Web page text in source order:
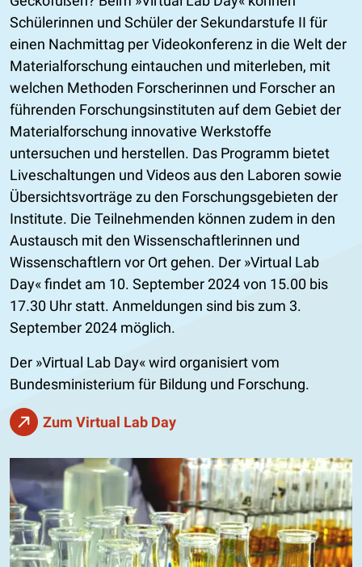
Schülerinnen und Schüler der Sekundarstufe II für
einen Nachmittag per Videokonferenz in die Welt der
Materialforschung eintauchen und miterleben, mit
welchen Methoden Forscherinnen und Forscher an
führenden Forschungsinstituten auf dem Gebiet der
Materialforschung innovative Werkstoffe
untersuchen und herstellen. Das Programm bietet
Liveschaltungen und Videos aus den Laboren sowie
Übersichtsvorträge zu den Forschungsgebieten der
Institute. Die Teilnehmenden können zudem in den
Austausch mit den Wissenschaftlerinnen und
Wissenschaftlern vor Ort gehen. Der »Virtual Lab
Day« findet am 10. September 2024 von 15.00 bis
17.30 Uhr statt. Anmeldungen sind bis zum 3.
September 2024 möglich.
Der »Virtual Lab Day« wird organisiert vom
Bundesministerium für Bildung und Forschung.
Zum Virtual Lab Day